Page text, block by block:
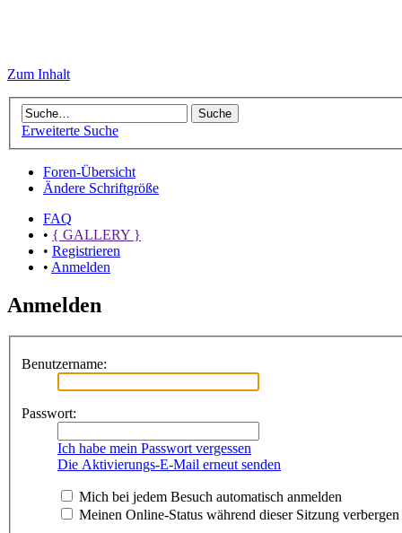
Zum Inhalt
Erweiterte Suche
Foren-Übersicht
Ändere Schriftgröße
FAQ
• { GALLERY }
• Registrieren
• Anmelden
Anmelden
Benutzername:
Passwort:
Ich habe mein Passwort vergessen
Die Aktivierungs-E-Mail erneut senden
Mich bei jedem Besuch automatisch anmelden
Meinen Online-Status während dieser Sitzung verbergen